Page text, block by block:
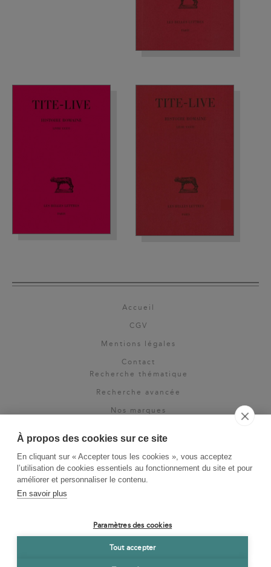
À propos des cookies sur ce site
En cliquant sur « Accepter tous les cookies », vous acceptez
l’utilisation de cookies essentiels au fonctionnement du site et pour
améliorer et personnaliser le contenu.
En savoir plus
Paramètres des cookies
Tout accepter
Accueil
CGV
Mentions légales
Contact
Recherche thématique
Recherche avancée
Nos marques
Espace pro
Newsletter
La Vie des Classiques